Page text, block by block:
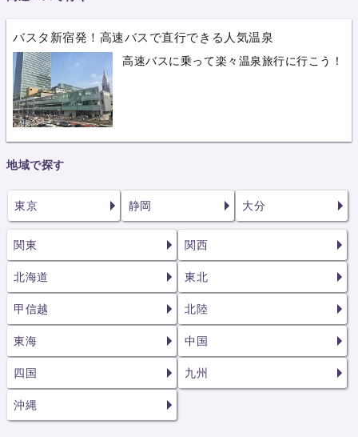
バスタ新宿発！高速バスで直行できる人気温泉
高速バスに乗って楽々温泉旅行に行こう！
地域で探す
東京 静岡 大分
関東 関西
北海道 東北
甲信越 北陸
東海 中国
四国 九州
沖縄